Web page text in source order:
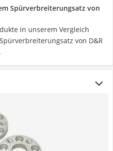
Spürverbreiterungsatz von
in unserem Vergleich
von D&R